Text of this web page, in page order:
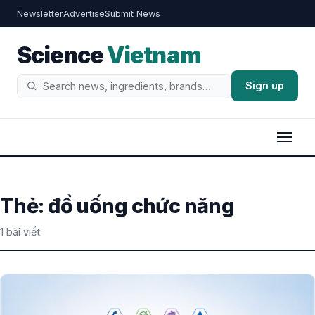
NewsletterAdvertiseSubmit News
ScienceVietnam
Tìm
Sign up
Thẻ: đồ uống chức năng
1 bài viết